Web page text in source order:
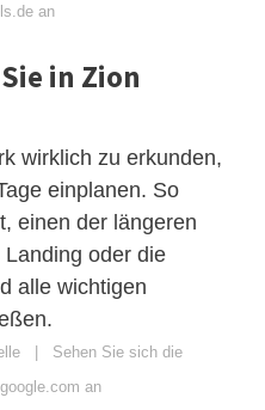
an
in Zion
wirklich zu erkunden,
einplanen. So
einen der längeren
oder die
alle wichtigen
Sehen Sie sich die
an